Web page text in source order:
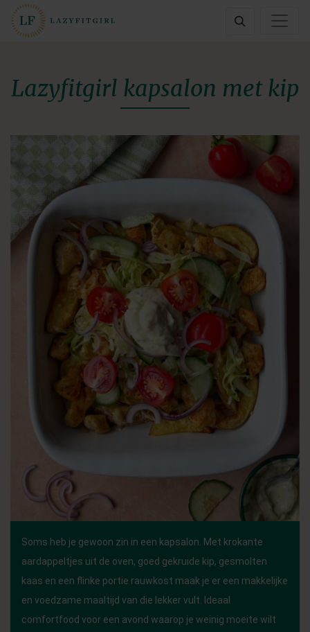
Lazyfitgirl kapsalon met kip
Soms heb je gewoon zin in een kapsalon. Met krokante
aardappeltjes uit de oven, goed gekruide kip, gesmolten
kaas en een flinke portie rauwkost maak je er een makkelijke
en voedzame maaltijd van die lekker vult. Ideaal
comfortfood voor een avond waarop je weinig moeite wilt